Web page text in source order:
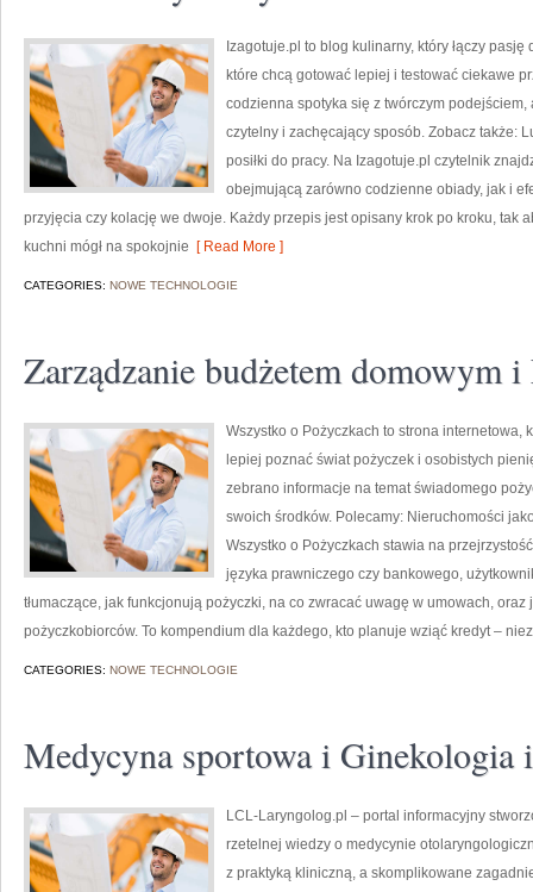
Izagotuje.pl to blog kulinarny, który łączy
które chcą gotować lepiej i testować ciekawe
codzienna spotyka się z twórczym
czytelny i zachęcający sposób. Zobacz także:
posiłki do pracy. Na Izagotuje.pl czytelnik
obejmującą zarówno codzienne obiady, jak i
przyjęcia czy kolację we dwoje. Każdy przepis jest opisany krok po kroku, tak
kuchni mógł na spokojnie [ Read More ]
CATEGORIES: NOWE TECHNOLOGIE
Zarządzanie budżetem domowym
Wszystko o Pożyczkach to strona internetowa,
lepiej poznać świat pożyczek i osobistych
zebrano informacje na temat świadomego
swoich środków. Polecamy: Nieruchomości
Wszystko o Pożyczkach stawia na
języka prawniczego czy bankowego,
tłumaczące, jak funkcjonują pożyczki, na co zwracać uwagę w umowach,
pożyczkobiorców. To kompendium dla każdego, kto planuje wziąć kredyt –
CATEGORIES: NOWE TECHNOLOGIE
Medycyna sportowa i Ginekologia
LCL-Laryngolog.pl – portal informacyjny
rzetelnej wiedzy o medycynie
z praktyką kliniczną, a skomplikowane